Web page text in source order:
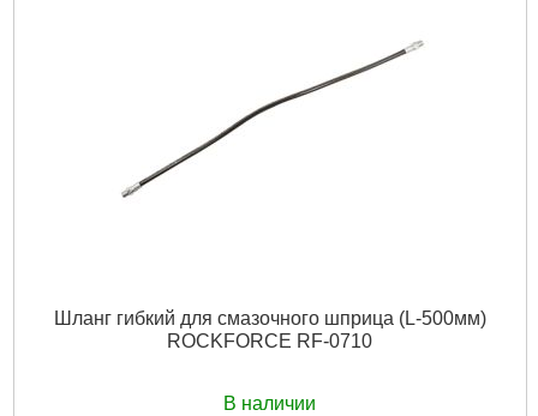
Шланг гибкий для смазочного шприца (L-500мм)
ROCKFORCE RF-0710
В наличии